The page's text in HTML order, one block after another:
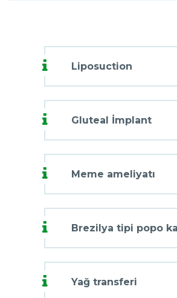
Liposuction
Gluteal İmplant
Meme ameliyatı
Brezilya tipi popo
Yağ transferi